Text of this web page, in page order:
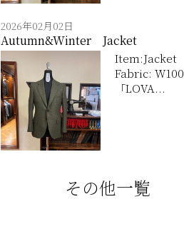
2026年02月02日
Autumn&Winter Jacket
Item:Jacket
Fabric: W100
「LOVA...
その他一覧